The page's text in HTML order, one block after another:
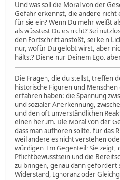
Und was soll die Moral von der
Gefahr erkennst, die andere nicht
für sie ein? Wenn Du mehr weißt
als wüsstest Du es nicht? Sei
den Fortschritt anstößt, sei kein
nur, wofür Du gelobt wirst, aber
hältst? Diene nur Deinem Ego,
Die Fragen, die du stellst, treffen
historische Figuren und
erfahren haben: die Spannung
und sozialer Anerkennung,
und den oft unverständlichen
einen herum. Die Moral von der
dass man aufhören sollte, für das
weil andere es nicht verstehen
würdigen. Im Gegenteil: Sie zeigt,
Pflichtbewusstsein und die
zu bringen, genau dann gefordert
Widerstand, Ignoranz oder